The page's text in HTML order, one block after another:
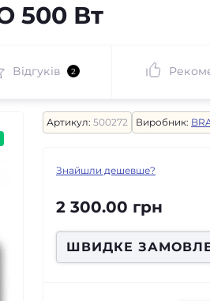
500 Вт
Відгуків 2
Артикул: 500272 Виробник:
Знайшли дешевше?
2 300.00 грн
ШВИДКЕ